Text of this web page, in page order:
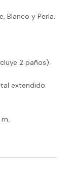
Blanco y Perla.
2 paños).
extendido: